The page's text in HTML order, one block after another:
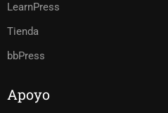
LearnPress
Tienda
bbPress
Apoyo